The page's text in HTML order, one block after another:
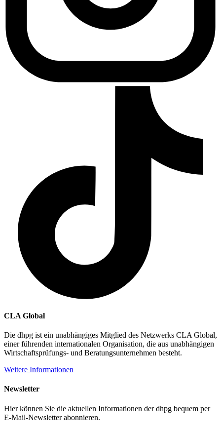
CLA Global
Die dhpg ist ein unabhängiges Mitglied des Netzwerks CLA Global,
einer führenden internationalen Organisation, die aus unabhängigen
Wirtschaftsprüfungs- und Beratungsunternehmen besteht.
Weitere Informationen
Newsletter
Hier können Sie die aktuellen Informationen der dhpg bequem per
E-Mail-Newsletter abonnieren.